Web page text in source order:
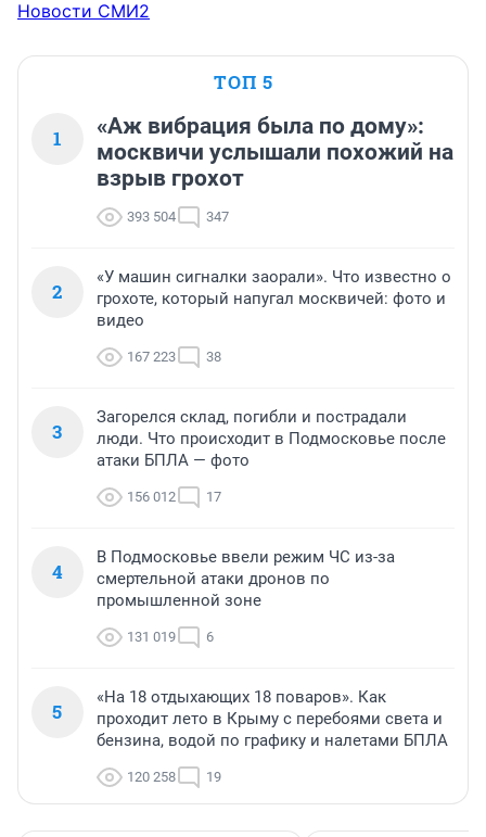
Новости СМИ2
ТОП 5
1
«Аж вибрация была по дому»:
москвичи услышали похожий на
взрыв грохот
393 504 347
2
«У машин сигналки заорали». Что известно о
грохоте, который напугал москвичей: фото и
видео
167 223 38
3
Загорелся склад, погибли и пострадали
люди. Что происходит в Подмосковье после
атаки БПЛА — фото
156 012 17
4
В Подмосковье ввели режим ЧС из-за
смертельной атаки дронов по
промышленной зоне
131 019 6
5
«На 18 отдыхающих 18 поваров». Как
проходит лето в Крыму с перебоями света и
бензина, водой по графику и налетами БПЛА
120 258 19